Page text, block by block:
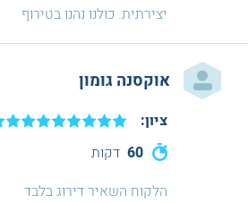
יצירתית. כולנו נהנו בטירוף
אוקסנה גומון
60 דקות
ציון:
הלקוח השאיר דירוג בלבד